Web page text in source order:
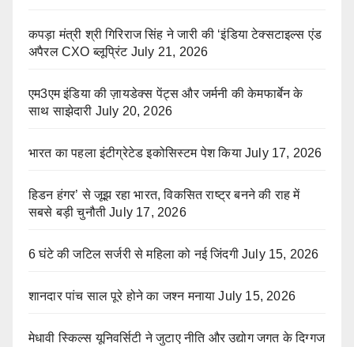
कपड़ा मंत्री श्री गिरिराज सिंह ने जारी की ‘इंडिया टेक्सटाइल्स एंड
अपैरल CXO ब्लूप्रिंट July 21, 2026
एम3एम इंडिया की ज़ायडेक्स पेंट्स और जर्मनी की केमफार्बेन के
साथ साझेदारी July 20, 2026
भारत का पहला इंटीग्रेटेड इकोसिस्टम पेश किया July 17, 2026
हिडन हंगर’ से जूझ रहा भारत, विकसित राष्ट्र बनने की राह में
सबसे बड़ी चुनौती July 17, 2026
6 घंटे की जटिल सर्जरी से महिला को नई जिंदगी July 15, 2026
शानदार पांच साल पूरे होने का जश्न मनाया July 15, 2026
मेधावी स्किल्स यूनिवर्सिटी ने जुटाए नीति और उद्योग जगत के दिग्गज